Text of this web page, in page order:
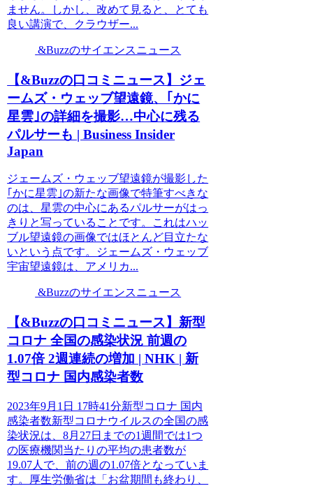
ません。しかし、改めて見ると、とても
良い講演で、クラウザー...
&Buzzのサイエンスニュース
【&Buzzの口コミニュース】ジェ
ームズ・ウェッブ望遠鏡、｢かに
星雲｣の詳細を撮影…中心に残る
パルサーも | Business Insider
Japan
ジェームズ・ウェッブ望遠鏡が撮影した
｢かに星雲｣の新たな画像で特筆すべきな
のは、星雲の中心にあるパルサーがはっ
きりと写っていることです。これはハッ
ブル望遠鏡の画像ではほとんど目立たな
いという点です。ジェームズ・ウェッブ
宇宙望遠鏡は、アメリカ...
&Buzzのサイエンスニュース
【&Buzzの口コミニュース】新型
コロナ 全国の感染状況 前週の
1.07倍 2週連続の増加 | NHK | 新
型コロナ 国内感染者数
2023年9月1日 17時41分新型コロナ 国内
感染者数新型コロナウイルスの全国の感
染状況は、8月27日までの1週間では1つ
の医療機関当たりの平均の患者数が
19.07人で、前の週の1.07倍となっていま
す。厚生労働省は「お盆期間も終わり、